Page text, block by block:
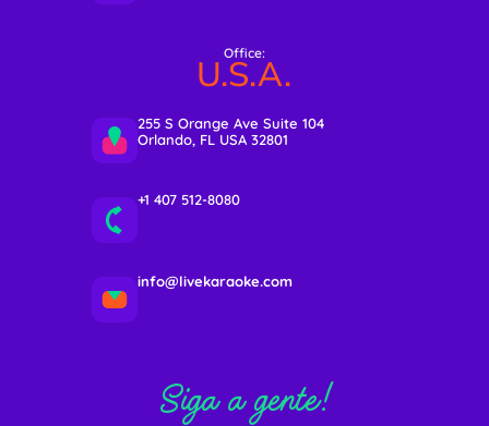
Office:
U.S.A.
255 S Orange Ave Suite 104
Orlando, FL USA 32801
+1 407 512-8080
info@livekaraoke.com
Siga a gente!